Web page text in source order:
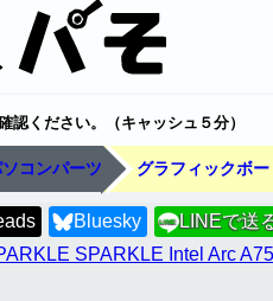
認ください。（キャッシュ５分）
コンパーツ グラフィックボー
Bluesky LINE LINEで送
SPARKLE Intel Arc